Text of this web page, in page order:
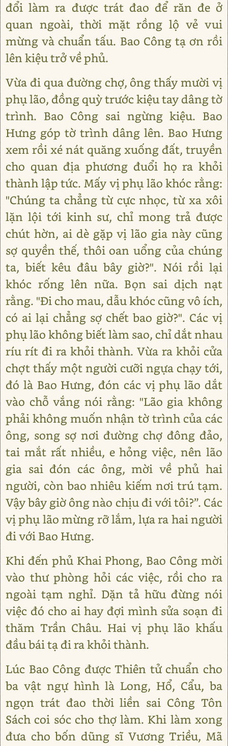
đổi làm ra được trát đao để răn đe ở
quan ngoài, thời mặt rồng lộ vẻ vui
mừng và chuẩn tấu. Bao Công tạ ơn rồi
lên kiệu trở về phủ.
Vừa đi qua đường chợ, ông thấy mười vị
phụ lão, đồng quỳ trước kiệu tay dâng tờ
trình. Bao Công sai ngừng kiệu. Bao
Hưng góp tờ trình dâng lên. Bao Hưng
xem rồi xé nát quăng xuống đất, truyền
cho quan địa phương đuổi họ ra khỏi
thành lập tức. Mấy vị phụ lão khóc rằng:
"Chúng ta chẳng từ cực nhọc, từ xa xôi
lặn lội tới kinh sư, chỉ mong trả được
chút hờn, ai dè gặp vị lão gia này cũng
sợ quyền thế, thôi oan uổng của chúng
ta, biết kêu đâu bây giờ?". Nói rồi lại
khóc rống lên nữa. Bọn sai dịch nạt
rằng. "Đi cho mau, dẫu khóc cũng vô ích,
có ai lại chẳng sợ chết bao giờ?". Các vị
phụ lão không biết làm sao, chỉ dắt nhau
ríu rít đi ra khỏi thành. Vừa ra khỏi cửa
chợt thấy một người cưỡi ngựa chạy tới,
đó là Bao Hưng, đón các vị phụ lão dắt
vào chỗ vắng nói rằng: "Lão gia không
phải không muốn nhận tờ trình của các
ông, song sợ nơi đường chợ đông đảo,
tai mắt rất nhiều, e hỏng việc, nên lão
gia sai đón các ông, mời về phủ hai
người, còn bao nhiêu kiếm nơi trú tạm.
Vậy bây giờ ông nào chịu đi với tôi?”. Các
vị phụ lão mừng rỡ lắm, lựa ra hai người
đi với Bao Hưng.
Khi đến phủ Khai Phong, Bao Công mời
vào thư phòng hỏi các việc, rồi cho ra
ngoài tạm nghỉ. Dặn tả hữu đừng nói
việc đó cho ai hay đợi mình sửa soạn đi
thăm Trần Châu. Hai vị phụ lão khấu
đầu bái tạ đi ra khỏi thành.
Lúc Bao Công được Thiên tử chuẩn cho
ba vật ngự hình là Long, Hổ, Cẩu, ba
ngọn trát đao thời liền sai Công Tôn
Sách coi sóc cho thợ làm. Khi làm xong
đưa cho bốn dũng sĩ Vương Triều, Mã